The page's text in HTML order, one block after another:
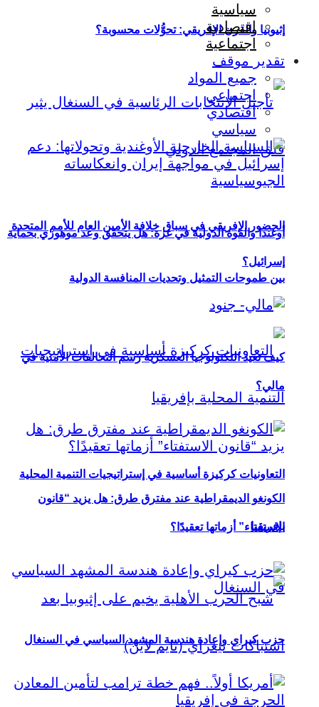
إثيوبيا والقرن الإفريقي: تحوُّلات محسوبة؟
الحضور الإفريقي في سباق خلافة الأمين العام للأمم المتحدة
بين طموحات التمثيل وتحديات المنافسة الدولية
التعاونيات كركيزة أساسية في إستراتيجيات التنمية المحلية
بإفريقيا
سياسية
اقتصادية
اجتماعية
تقدير موقف
جميع المواد
اجتماعي
اقتصادي
سياسي
أوغندا والقوة الدولية في غزة: هل يتحقق وعد موهوزي بحماية
إسرائيل؟
كيف تعيد التكنولوجيا العسكرية رسم التحالفات الأمنية في
مالي؟
الكونغو الديمقراطية عند مفترق طرق: هل يزيد “قانون
الاستفتاء” أزماتها تعقيدًا؟
حزب كيراي وإعادة هندسة المشهد السياسي في السنغال